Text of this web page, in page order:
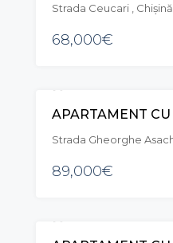
Strada Ceucari ,
68,000€
Strada Gheorghe
89,000€